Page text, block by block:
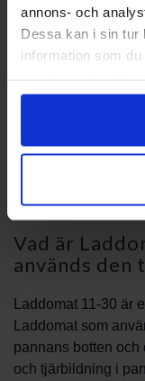
annons- och
Dessa kan i sin tur
information som
Om du är osäker
behöver hjälp att
genom teknisk
reservdelar och hur
system.
Vanliga
Vad är
används den
Laddomat 11-30 är
Laddomat som
pannans botten och
och tjärbildning i